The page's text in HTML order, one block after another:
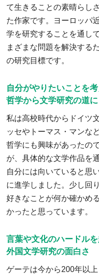
て生きることの素晴らし
た作家です。ヨーロッパ
学を研究することを通し
まざまな問題を解決する
の研究目標です。
自分がやりたいことを
哲学から文学研究の道に
私は高校時代からドイツ
ッセやトーマス・マンな
哲学にも興味があったの
が、具体的な文学作品を
自分には向いていると思
に進学しました。少し回
好きなことが何か確かめ
かったと思っています。
言葉や文化のハードル
外国文学研究の面白さ
ゲーテは今から200年以